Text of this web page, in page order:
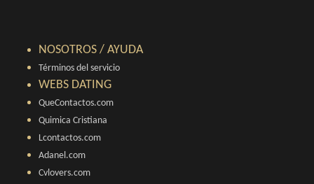
NOSOTROS / AYUDA
Términos del servicio
WEBS DATING
QueContactos.com
Quimica Cristiana
Lcontactos.com
Adanel.com
Cvlovers.com